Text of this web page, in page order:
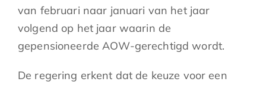
van februari naar januari van het jaar
volgend op het jaar waarin de
gepensioneerde AOW-gerechtigd wordt.
De regering erkent dat de keuze voor een